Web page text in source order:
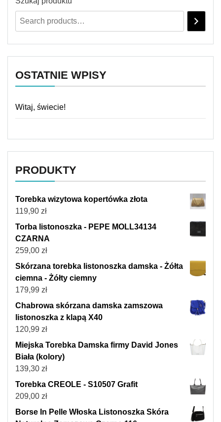
OSTATNIE WPISY
Witaj, świecie!
PRODUKTY
Torebka wizytowa kopertówka złota
119,90 zł
Torba listonoszka - PEPE MOLL34134
CZARNA
259,00 zł
Skórzana torebka listonoszka damska - Żółta
ciemna - Żółty ciemny
179,99 zł
Chabrowa skórzana damska zamszowa
listonoszka z klapą X40
120,99 zł
Miejska Torebka Damska firmy David Jones
Biała (kolory)
139,30 zł
Torebka CREOLE - S10507 Grafit
209,00 zł
Borse In Pelle Włoska Listonoszka Skóra